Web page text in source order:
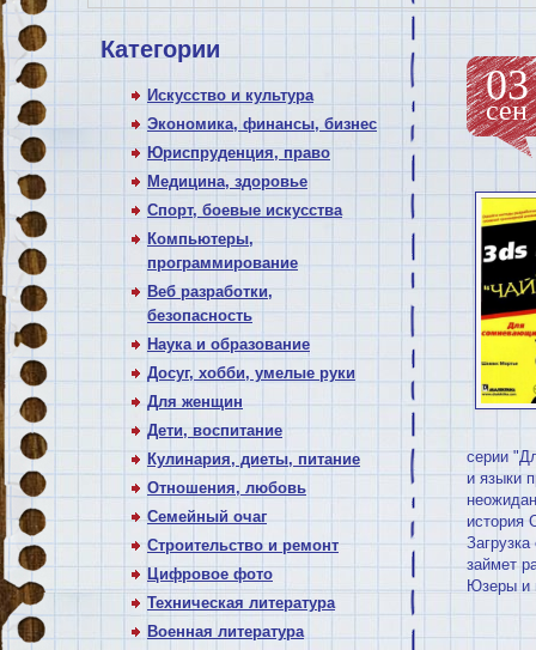
Категории
Искусство и культура
Экономика, финансы, бизнес
Юриспруденция, право
Медицина, здоровье
Спорт, боевые искусства
Компьютеры,
программирование
Веб разработки,
безопасность
Наука и образование
Досуг, хобби, умелые руки
Для женщин
Дети, воспитание
Кулинария, диеты, питание
Отношения, любовь
Семейный очаг
Строительство и ремонт
Цифровое фото
Техническая литература
Военная литература
03
сен
серии
и языки
история
займет
Юзеры и